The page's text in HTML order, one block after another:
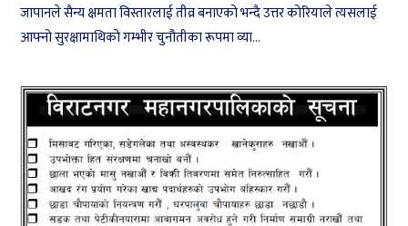
जापानले सैन्य क्षमता विस्तारलाई तीव्र बनाएको भन्दै उत्तर कोरियाले त्यसलाई
आफ्नो सुरक्षामाथिको गम्भीर चुनौतीका रूपमा व्या...